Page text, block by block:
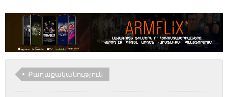
Քաղաքականություն